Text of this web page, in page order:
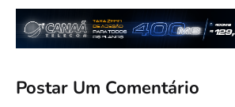
Postar Um Comentário